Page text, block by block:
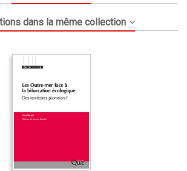
dans la même collection